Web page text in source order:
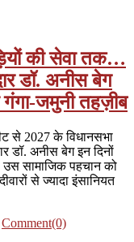
की सेवा तक…
डॉ. अनीस बेग
जमुनी तहज़ीब
से 2027 के विधानसभा
डॉ. अनीस बेग इन दिनों
उस सामाजिक पहचान को
से ज्यादा इंसानियत
Comment(0)